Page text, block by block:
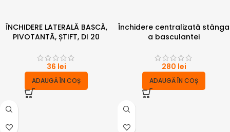
ÎNCHIDERE LATERALĂ BASCĂ,
PIVOTANTĂ, ȘTIFT, DI 20
36 lei
ADAUGĂ ÎN COȘ
Închidere centralizată stânga
a basculantei
280 lei
ADAUGĂ ÎN COȘ